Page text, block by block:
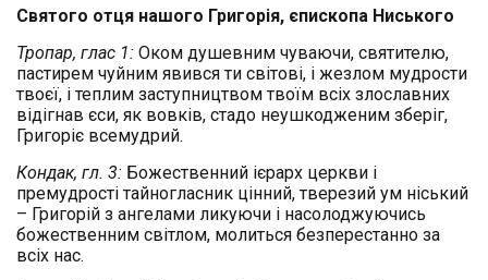
Cвятого отця нашого Григорія, єпископа Ниського
Тропар, глас 1: Оком душевним чуваючи, святителю,
пастирем чуйним явився ти світові, і жезлом мудрости
твоєї, і теплим заступництвом твоїм всіх злославних
відігнав єси, як вовків, стадо неушкодженим зберіг,
Григоріє всемудрий.
Кондак, гл. 3: Божественний ієрарх церкви і
премудрості тайногласник цінний, тверезий ум ніський
– Григорій з ангелами ликуючи і насолоджуючись
божественним світлом, молиться безперестанно за
всіх нас.